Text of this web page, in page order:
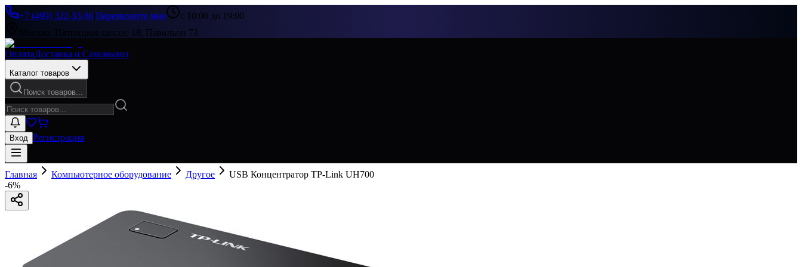
+7 (499) 322-33-86|Перезвоните мне
с 10:00 до 19:00
Москва, Пятницкое шоссе, 18, Павильон 73
ОплатаДоставка и Самовывоз
Каталог товаров
Поиск товаров...
Вход Регистрация
Главная Компьютерное оборудование Другое
USB Концентратор TP-Link UH700
-6%